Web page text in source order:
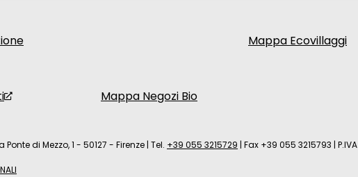
Mappa Negozi Bio
Mappa Ecovillaggi
di Mezzo, 1 - 50127 - Firenze | Tel. +39 055 3215729 | Fax +39 055 3215793 | P.IVA